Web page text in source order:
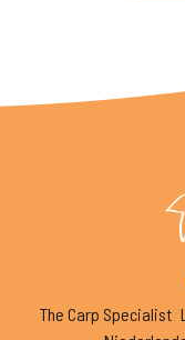
The Carp Specialist